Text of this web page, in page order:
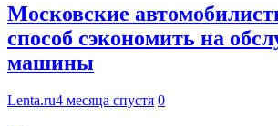
Московские
способ сэкономить на
машины
Lenta.ru4 месяца спустя 0